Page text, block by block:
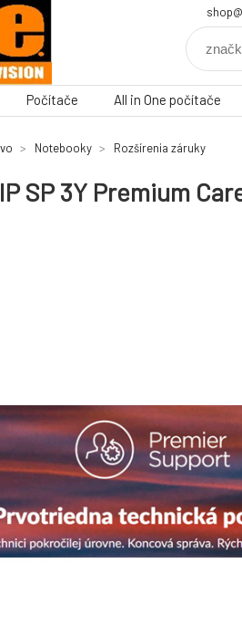
Počítače All in One počítače
Notebooky Rozšírenia záruky
SP 3Y Premium